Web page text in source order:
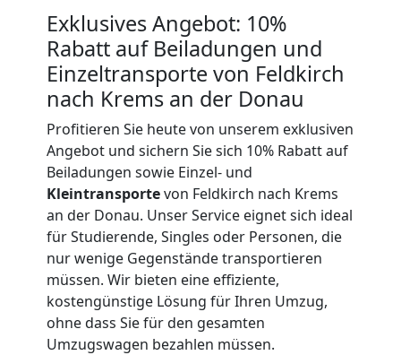
Exklusives Angebot: 10%
Rabatt auf Beiladungen und
Einzeltransporte von Feldkirch
nach Krems an der Donau
Profitieren Sie heute von unserem exklusiven
Angebot und sichern Sie sich 10% Rabatt auf
Beiladungen sowie Einzel- und
Kleintransportevon Feldkirch nach Krems
an der Donau. Unser Service eignet sich ideal
für Studierende, Singles oder Personen, die
nur wenige Gegenstände transportieren
müssen. Wir bieten eine effiziente,
kostengünstige Lösung für Ihren Umzug,
ohne dass Sie für den gesamten
Umzugswagen bezahlen müssen.
Beiladung
International
Internationaler
Umzug
Nationaler
Umzug